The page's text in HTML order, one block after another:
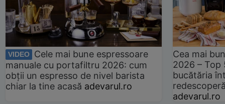
VIDEO
Cele mai bune espressoare
manuale cu portafiltru 2026: cum
obții un espresso de nivel barista
chiar la tine acasă adevarul.ro
Cea mai
2026 –
bucătăria
adevarul.ro